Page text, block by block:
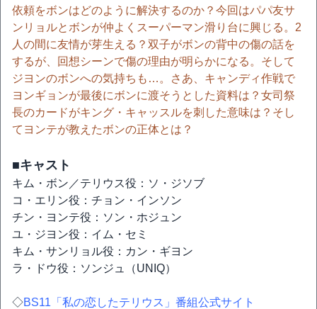
依頼をボンはどのように解決するのか？今回はパパ友サ
ンリョルとボンが仲よくスーパーマン滑り台に興じる。2
人の間に友情が芽生える？双子がボンの背中の傷の話を
するが、回想シーンで傷の理由が明らかになる。そして
ジヨンのボンへの気持ちも…。さあ、キャンディ作戦で
ヨンギョンが最後にボンに渡そうとした資料は？女司祭
長のカードがキング・キャッスルを刺した意味は？そし
てヨンテが教えたボンの正体とは？
■キャスト
キム・ボン／テリウス役：ソ・ジソブ
コ・エリン役：チョン・インソン
チン・ヨンテ役：ソン・ホジュン
ユ・ジヨン役：イム・セミ
キム・サンリョル役：カン・ギヨン
ラ・ドウ役：ソンジュ（UNIQ）
◇BS11「私の恋したテリウス」番組公式サイト